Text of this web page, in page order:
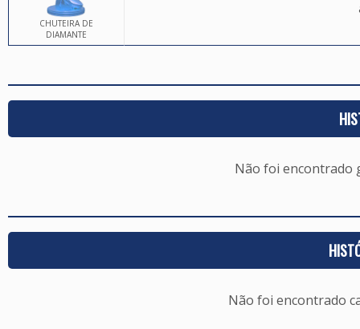
CHUTEIRA DE
DIAMANTE
Não foi encontrado
Não foi encontrado